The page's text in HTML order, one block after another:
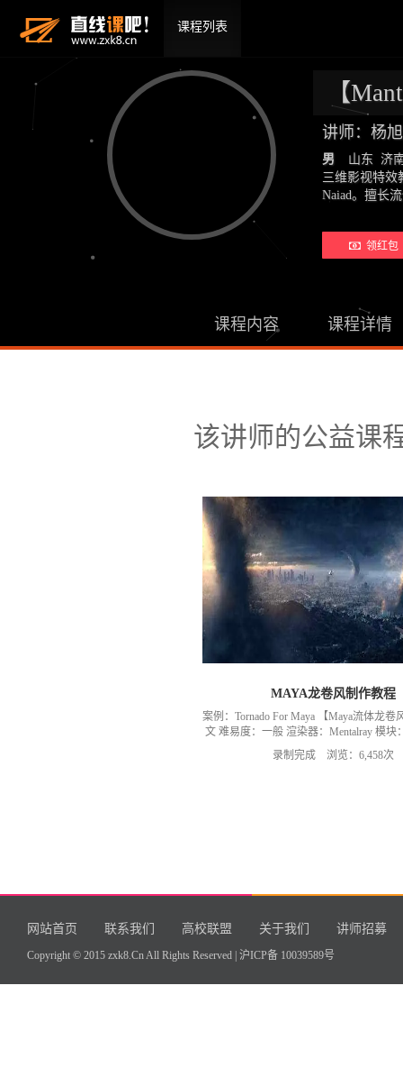
课程列表
【
讲师：杨
男
山东 济
三维影视特效
Naiad。擅长
领红包
课程内容 课程详情
该讲师的公益课
MAYA龙卷风制作教程
案例：Tornado For Maya 【Maya流体龙卷
文 难易度：一般 渲染器：Mentalray 模块
录制完成 浏览：6,458次
网站首页 联系我们 高校联盟 关于我们 讲师招募
Copyright © 2015 zxk8.Cn All Rights Reserved | 沪ICP备 10039589号